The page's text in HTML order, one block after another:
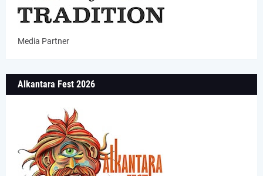
Media Partner
Alkantara Fest 2026